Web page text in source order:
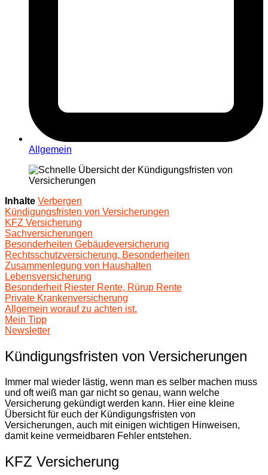
Allgemein
Inhalte Verbergen
Kündigungsfristen von Versicherungen
KFZ Versicherung
Sachversicherungen
Besonderheiten Gebäudeversicherung
Rechtsschutzversicherung, Besonderheiten
Zusammenlegung von Haushalten
Lebensversicherung
Besonderheit Riester Rente, Rürup Rente
Private Krankenversicherung
Allgemein worauf zu achten ist.
Mein Tipp
Newsletter
Kündigungsfristen von Versicherungen
Immer mal wieder lästig, wenn man es selber machen muss
und oft weiß man gar nicht so genau, wann welche
Versicherung gekündigt werden kann. Hier eine kleine
Übersicht für euch der Kündigungsfristen von
Versicherungen, auch mit einigen wichtigen Hinweisen,
damit keine vermeidbaren Fehler entstehen.
KFZ Versicherung